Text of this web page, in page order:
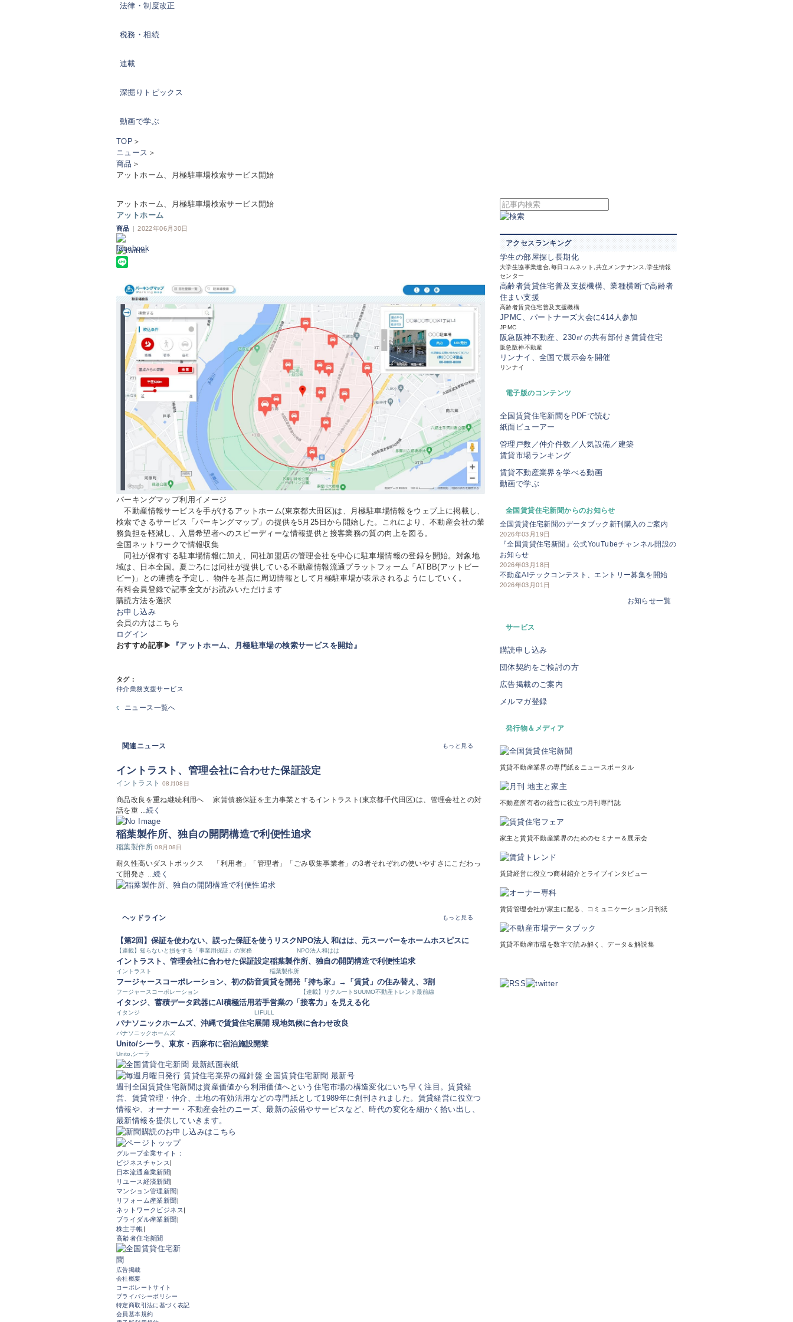
法律・制度改正
税務・相続
連載
深掘りトピックス
動画で学ぶ
TOP ＞
ニュース ＞
商品 ＞
アットホーム、月極駐車場検索サービス開始
アットホーム、月極駐車場検索サービス開始
アットホーム
商品 | 2022年06月30日
パーキングマップ利用イメージ
不動産情報サービスを手がけるアットホーム(東京都大田区)は、月極駐車場情報をウェブ上に掲載し、
検索できるサービス「パーキングマップ」の提供を5月25日から開始した。これにより、不動産会社の業
務負担を軽減し、入居希望者へのスピーディーな情報提供と接客業務の質の向上を図る。
全国ネットワークで情報収集
同社が保有する駐車場情報に加え、同社加盟店の管理会社を中心に駐車場情報の登録を開始。対象地
域は、日本全国。夏ごろには同社が提供している不動産情報流通プラットフォーム「ATBB(アットビー
ビー)」との連携を予定し、物件を基点に周辺情報として月極駐車場が表示されるようにしていく。
有料会員登録で記事全文がお読みいただけます
購読方法を選択
お申し込み
会員の方はこちら
ログイン
おすすめ記事▶
『アットホーム、月極駐車場の検索サービスを開始』
タグ：
仲介業務支援サービス
ニュース一覧へ
関連ニュース もっと見る
イントラスト、管理会社に合わせた保証設定
イントラスト 08月08日
商品改良を重ね継続利用へ 家賃債務保証を主力事業とするイントラスト(東京都千代田区)は、管理会社との対
話を重 ...続く
稲葉製作所、独自の開閉構造で利便性追求
稲葉製作所08月08日
耐久性高いダストボックス 「利用者」「管理者」「ごみ収集事業者」の3者それぞれの使いやすさにこだわっ
て開発さ ...続く
ヘッドライン もっと見る
【第2回】保証を使わない、誤った保証を使うリスク
【連載】知らないと損をする「事業用保証」の実務
NPO法人 和はは、元スーパーをホームホスピスに
NPO法人和はは
イントラスト、管理会社に合わせた保証設定
イントラスト
稲葉製作所、独自の開閉構造で利便性追求
稲葉製作所
フージャースコーポレーション、初の防音賃貸を開発
フージャースコーポレーション
「持ち家」→「賃貸」の住み替え、3割
【連載】リクルートSUUMO不動産トレンド最前線
イタンジ、蓄積データ武器にAI積極活用
イタンジ
若手営業の「接客力」を見える化
LIFULL
パナソニックホームズ、沖縄で賃貸住宅展開 現地気候に合わせ改良
パナソニックホームズ
Unito/シーラ、東京・西麻布に宿泊施設開業
Unito,シーラ
週刊全国賃貸住宅新聞は資産価値から利用価値へという住宅市場の構造変化にいち早く注目。賃貸経
営、賃貸管理・仲介、土地の有効活用などの専門紙として1989年に創刊されました。賃貸経営に役立つ
情報や、オーナー・不動産会社のニーズ、最新の設備やサービスなど、時代の変化を細かく拾い出し、
最新情報を提供していきます。
アクセスランキング
学生の部屋探し長期化
大学生協事業連合,毎日コムネット,共立メンテナンス,学生情報
センター
高齢者賃貸住宅普及支援機構、業種横断で高齢者
住まい支援
高齢者賃貸住宅普及支援機構
JPMC、パートナーズ大会に414人参加
JPMC
阪急阪神不動産、230㎡の共有部付き賃貸住宅
阪急阪神不動産
リンナイ、全国で展示会を開催
リンナイ
電子版のコンテンツ
全国賃貸住宅新聞をPDFで読む
紙面ビューアー
管理戸数／仲介件数／人気設備／建築
賃貸市場ランキング
賃貸不動産業界を学べる動画
動画で学ぶ
全国賃貸住宅新聞からのお知らせ
全国賃貸住宅新聞のデータブック新刊購入のご案内
2026年03月19日
『全国賃貸住宅新聞』公式YouTubeチャンネル開設の
お知らせ
2026年03月18日
不動産AIテックコンテスト、エントリー募集を開始
2026年03月01日
お知らせ一覧
サービス
購読申し込み
団体契約をご検討の方
広告掲載のご案内
メルマガ登録
発行物＆メディア
賃貸不動産業界の専門紙＆ニュースポータル
不動産所有者の経営に役立つ月刊専門誌
家主と賃貸不動産業界のためのセミナー＆展示会
賃貸経営に役立つ商材紹介とライブインタビュー
賃貸管理会社が家主に配る、コミュニケーション月刊紙
賃貸不動産市場を数字で読み解く、データ＆解説集
グループ企業サイト：
ビジネスチャンス |
日本流通産業新聞|
リユース経済新聞|
マンション管理新聞 |
リフォーム産業新聞 |
ネットワークビジネス |
ブライダル産業新聞 |
株主手帳|
高齢者住宅新聞
広告掲載
会社概要
コーポレートサイト
プライバシーポリシー
特定商取引法に基づく表記
会員基本規約